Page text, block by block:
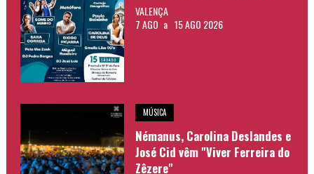
VALENÇA
7 AGO a 15 AGO 2026
MÚSICA
Némanus, Carolina Deslandes e
José Cid vêm "Viver Ferreira do
Zêzere"